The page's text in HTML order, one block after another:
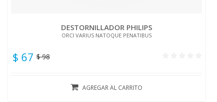
DESTORNILLADOR PHILIPS
ORCI VARIUS NATOQUE PENATIBUS
$ 67 $ 98
AGREGAR AL CARRITO